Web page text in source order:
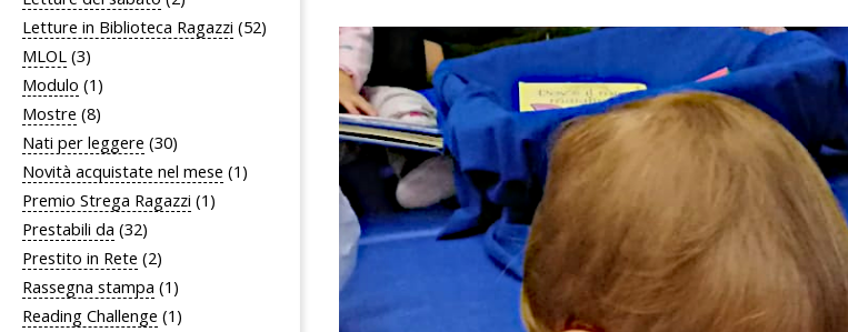
Letture in Biblioteca Ragazzi (52)
MLOL (3)
Modulo (1)
Mostre (8)
Nati per leggere (30)
Novità acquistate nel mese (1)
Premio Strega Ragazzi (1)
Prestabili da (32)
Prestito in Rete (2)
Rassegna stampa (1)
Reading Challenge (1)